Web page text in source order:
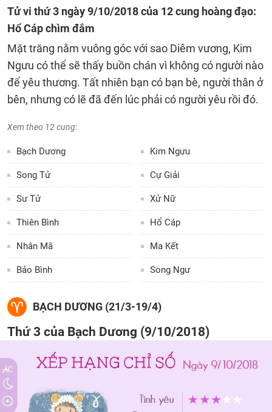
Tử vi thứ 3 ngày 9/10/2018 của 12 cung hoàng đạo:
Hổ Cáp chìm đắm
Mặt trăng nằm vuông góc với sao Diêm vương, Kim
Ngưu có thể sẽ thấy buồn chán vì không có người nào
để yêu thương. Tất nhiên bạn có bạn bè, người thân ở
bên, nhưng có lẽ đã đến lúc phải có người yêu rồi đó.
Xem theo 12 cung:
Bạch Dương Kim Ngưu
Song Tử Cự Giải
Sư Tử Xử Nữ
Thiên Bình Hổ Cáp
Nhân Mã Ma Kết
Bảo Bình Song Ngư
BẠCH DƯƠNG (21/3-19/4)
Thứ 3 của Bạch Dương (9/10/2018)